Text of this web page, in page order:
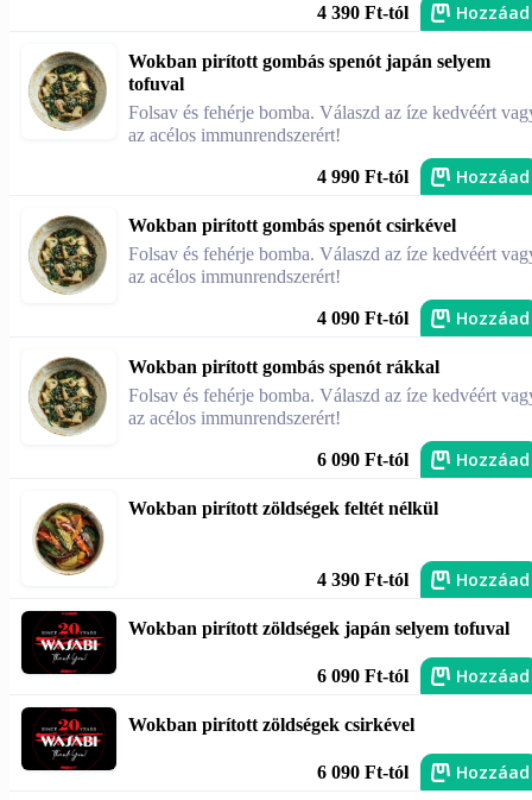
4 390 Ft-tól Hozzáad
Wokban pirított gombás spenót japán selyem
tofuval
Folsav és fehérje bomba. Válaszd az íze kedvéért
az acélos immunrendszerért!
4 990 Ft-tól Hozzáad
Wokban pirított gombás spenót csirkével
Folsav és fehérje bomba. Válaszd az íze kedvéért
az acélos immunrendszerért!
4 090 Ft-tól Hozzáad
Wokban pirított gombás spenót rákkal
Folsav és fehérje bomba. Válaszd az íze kedvéért
az acélos immunrendszerért!
6 090 Ft-tól Hozzáad
Wokban pirított zöldségek feltét nélkül
4 390 Ft-tól Hozzáad
Wokban pirított zöldségek japán selyem tofuval
6 090 Ft-tól Hozzáad
Wokban pirított zöldségek csirkével
6 090 Ft-tól Hozzáad